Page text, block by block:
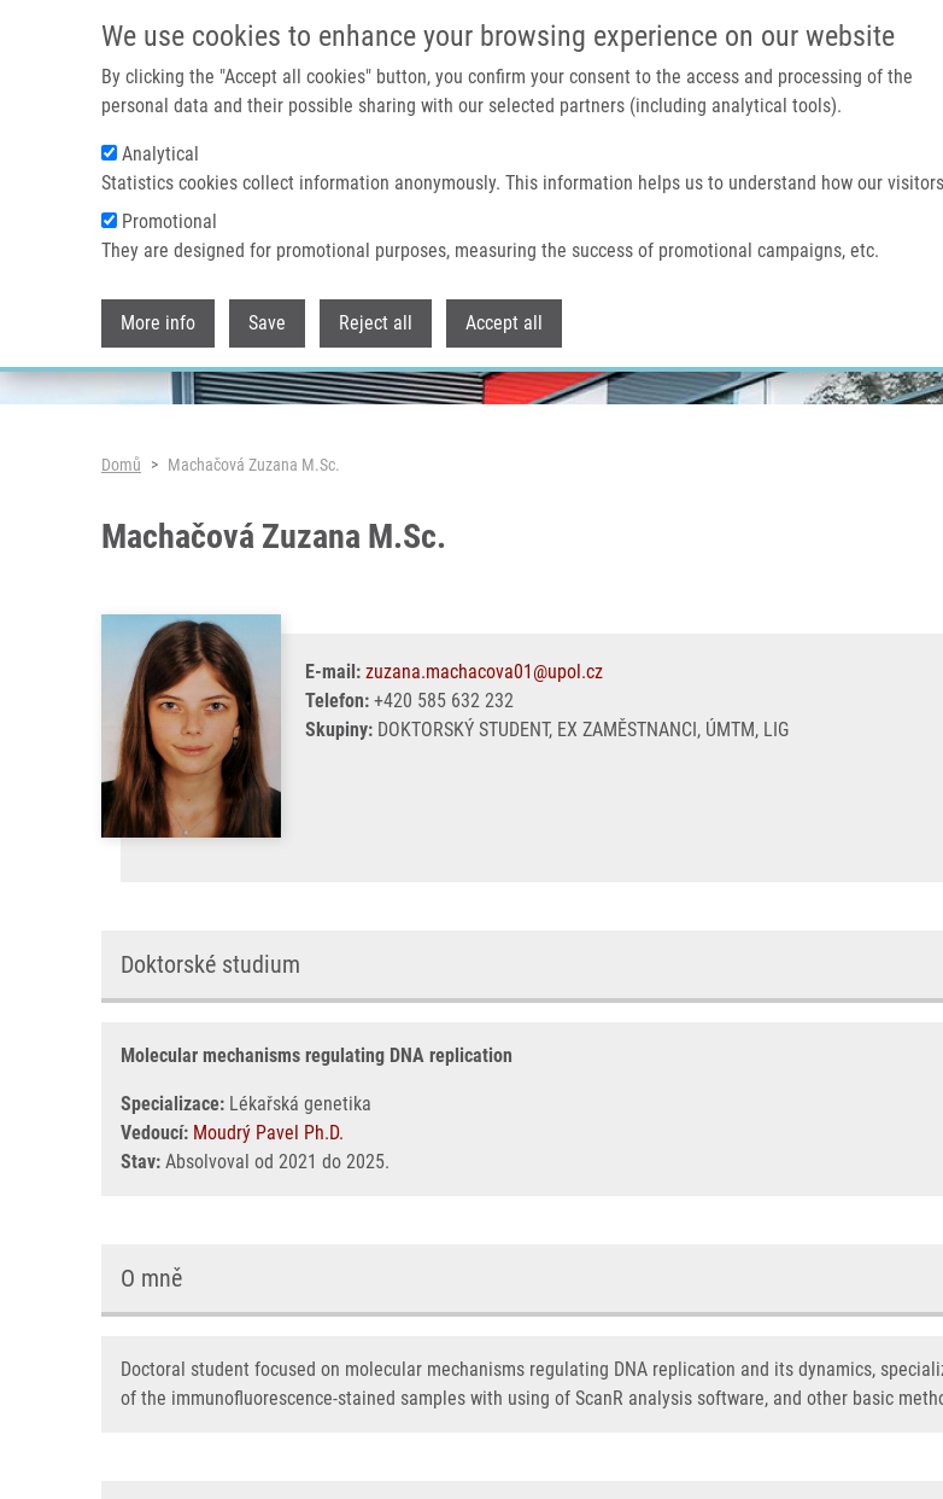
We use cookies to enhance your browsing experience on our website
By clicking the "Accept all cookies" button, you confirm your consent to the access and processing of the
personal data and their possible sharing with our selected partners (including analytical tools).
Analytical
Statistics cookies collect information anonymously. This information helps us to understand how our
Promotional
They are designed for promotional purposes, measuring the success of promotional campaigns, etc.
More info Save Reject all Accept all
IMTM
Domů O nás
Header image
Drobečková navigace
Domů Machačová Zuzana M.Sc.
Machačová Zuzana M.Sc.
E-mail: zuzana.machacova01@upol.cz
Telefon: +420 585 632 232
Skupiny: DOKTORSKÝ STUDENT, EX ZAMĚSTNANCI, ÚMTM, LIG
Doktorské studium
Molecular mechanisms regulating DNA replication
Specializace: Lékařská genetika
Vedoucí: Moudrý Pavel Ph.D.
Stav: Absolvoval od 2021 do 2025.
O mně
Doctoral student focused on molecular mechanisms regulating DNA replication and its dynamics,
of the immunofluorescence-stained samples with using of ScanR analysis software, and other basic